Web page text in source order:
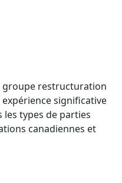
groupe restructuration
significative
types de parties
canadiennes et